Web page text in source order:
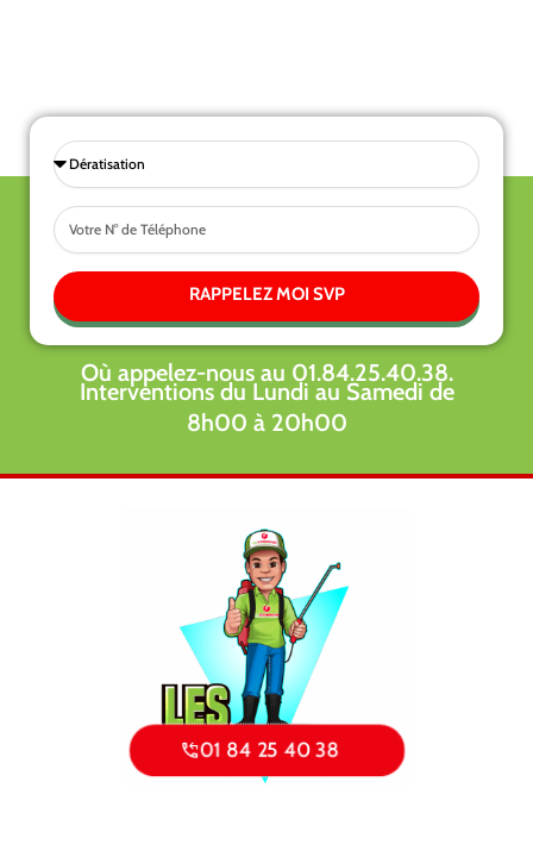
Sélectionnez
une
prestations
Tel
RAPPELEZ MOI SVP
Où appelez-nous au 01.84.25.40.38.
Interventions du Lundi au Samedi de
8h00 à 20h00
01 84 25 40 38